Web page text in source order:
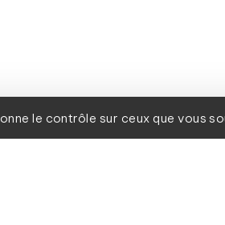
le contrôle sur ceux que vous